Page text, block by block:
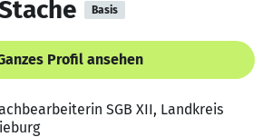
Basis
Profil ansehen
SGB XII, Landkreis